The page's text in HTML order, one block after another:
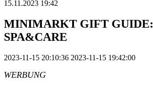
15.11.2023 19:42
MINIMARKT GIFT GUIDE:
SPA&CARE
2023-11-15 20:10:36 2023-11-15 19:42:00
WERBUNG